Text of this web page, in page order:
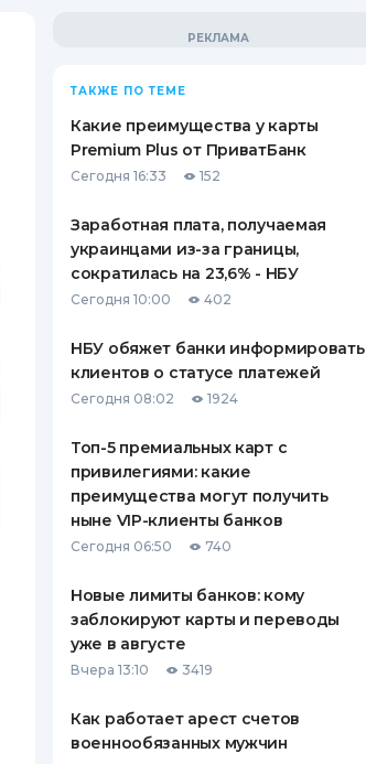
ТАКЖЕ ПО ТЕМЕ
Какие преимущества у карты
Premium Plus от ПриватБанк
Сегодня 16:33 152
Заработная плата, получаемая
украинцами из-за границы,
сократилась на 23,6% - НБУ
Сегодня 10:00 402
НБУ обяжет банки информировать
клиентов о статусе платежей
Сегодня 08:02 1924
Топ-5 премиальных карт с
привилегиями: какие
преимущества могут получить
ныне VIP-клиенты банков
Сегодня 06:50 740
Новые лимиты банков: кому
заблокируют карты и переводы
уже в августе
Вчера 13:10 3419
Как работает арест счетов
военнообязанных мужчин